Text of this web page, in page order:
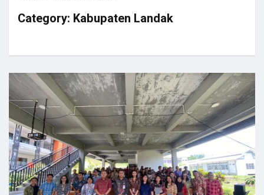
Category: Kabupaten Landak